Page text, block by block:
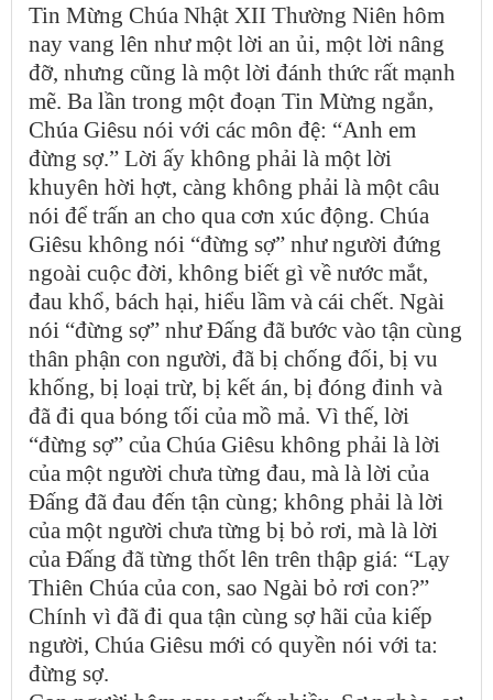
Tin Mừng Chúa Nhật XII Thường Niên hôm
nay vang lên như một lời an ủi, một lời nâng
đỡ, nhưng cũng là một lời đánh thức rất mạnh
mẽ. Ba lần trong một đoạn Tin Mừng ngắn,
Chúa Giêsu nói với các môn đệ: “Anh em
đừng sợ.” Lời ấy không phải là một lời
khuyên hời hợt, càng không phải là một câu
nói để trấn an cho qua cơn xúc động. Chúa
Giêsu không nói “đừng sợ” như người đứng
ngoài cuộc đời, không biết gì về nước mắt,
đau khổ, bách hại, hiểu lầm và cái chết. Ngài
nói “đừng sợ” như Đấng đã bước vào tận cùng
thân phận con người, đã bị chống đối, bị vu
khống, bị loại trừ, bị kết án, bị đóng đinh và
đã đi qua bóng tối của mồ mả. Vì thế, lời
“đừng sợ” của Chúa Giêsu không phải là lời
của một người chưa từng đau, mà là lời của
Đấng đã đau đến tận cùng; không phải là lời
của một người chưa từng bị bỏ rơi, mà là lời
của Đấng đã từng thốt lên trên thập giá: “Lạy
Thiên Chúa của con, sao Ngài bỏ rơi con?”
Chính vì đã đi qua tận cùng sợ hãi của kiếp
người, Chúa Giêsu mới có quyền nói với ta:
đừng sợ.